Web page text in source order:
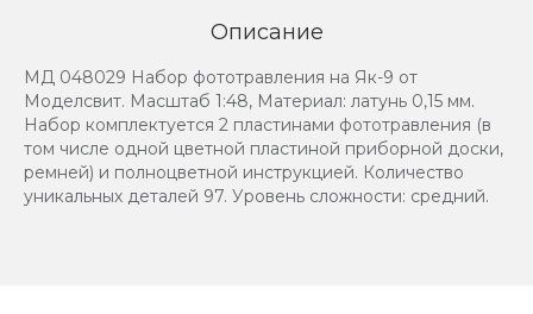
Описание
МД 048029 Набор фототравления на Як-9 от
Моделсвит. Масштаб 1:48, Материал: латунь 0,15 мм.
Набор комплектуется 2 пластинами фототравления (в
том числе одной цветной пластиной приборной доски,
ремней) и полноцветной инструкцией. Количество
уникальных деталей 97. Уровень сложности: средний.